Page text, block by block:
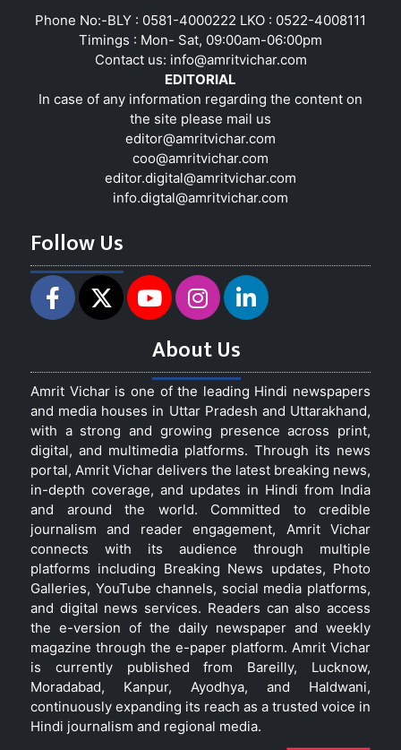
Phone No:-BLY : 0581-4000222 LKO : 0522-4008111
Timings : Mon- Sat, 09:00am-06:00pm
Contact us: info@amritvichar.com
EDITORIAL
In case of any information regarding the content on
the site please mail us
editor@amritvichar.com
coo@amritvichar.com
editor.digital@amritvichar.com
info.digtal@amritvichar.com
Follow Us
About Us
Amrit Vichar is one of the leading Hindi newspapers
and media houses in Uttar Pradesh and Uttarakhand,
with a strong and growing presence across print,
digital, and multimedia platforms. Through its news
portal, Amrit Vichar delivers the latest breaking news,
in-depth coverage, and updates in Hindi from India
and around the world. Committed to credible
journalism and reader engagement, Amrit Vichar
connects with its audience through multiple
platforms including Breaking News updates, Photo
Galleries, YouTube channels, social media platforms,
and digital news services. Readers can also access
the e-version of the daily newspaper and weekly
magazine through the e-paper platform. Amrit Vichar
is currently published from Bareilly, Lucknow,
Moradabad, Kanpur, Ayodhya, and Haldwani,
continuously expanding its reach as a trusted voice in
Hindi journalism and regional media.